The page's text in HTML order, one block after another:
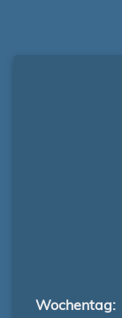
Wochentag: